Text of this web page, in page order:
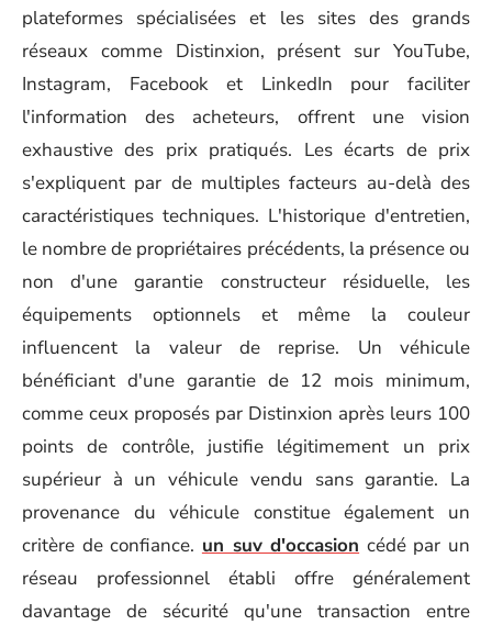
plateformes spécialisées et les sites des grands
réseaux comme Distinxion, présent sur YouTube,
Instagram, Facebook et LinkedIn pour faciliter
l'information des acheteurs, offrent une vision
exhaustive des prix pratiqués. Les écarts de prix
s'expliquent par de multiples facteurs au-delà des
caractéristiques techniques. L'historique d'entretien,
le nombre de propriétaires précédents, la présence ou
non d'une garantie constructeur résiduelle, les
équipements optionnels et même la couleur
influencent la valeur de reprise. Un véhicule
bénéficiant d'une garantie de 12 mois minimum,
comme ceux proposés par Distinxion après leurs 100
points de contrôle, justifie légitimement un prix
supérieur à un véhicule vendu sans garantie. La
provenance du véhicule constitue également un
critère de confiance. un suv d'occasion cédé par un
réseau professionnel établi offre généralement
davantage de sécurité qu'une transaction entre